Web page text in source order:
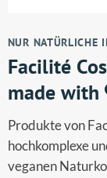
NUR NATÜRLICHE
Facilité
made with
Produkte von
hochkomplexe
veganen